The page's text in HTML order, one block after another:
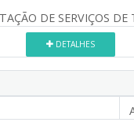
DE SERVIÇOS
DETALHES